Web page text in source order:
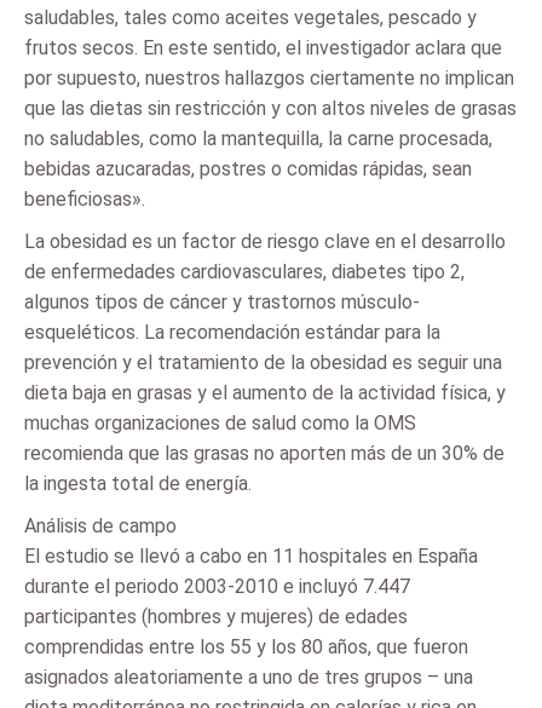
saludables, tales como aceites vegetales, pescado y
frutos secos. En este sentido, el investigador aclara que
por supuesto, nuestros hallazgos ciertamente no implican
que las dietas sin restricción y con altos niveles de grasas
no saludables, como la mantequilla, la carne procesada,
bebidas azucaradas, postres o comidas rápidas, sean
beneficiosas».
La obesidad es un factor de riesgo clave en el desarrollo
de enfermedades cardiovasculares, diabetes tipo 2,
algunos tipos de cáncer y trastornos músculo-
esqueléticos. La recomendación estándar para la
prevención y el tratamiento de la obesidad es seguir una
dieta baja en grasas y el aumento de la actividad física, y
muchas organizaciones de salud como la OMS
recomienda que las grasas no aporten más de un 30% de
la ingesta total de energía.
Análisis de campo
El estudio se llevó a cabo en 11 hospitales en España
durante el periodo 2003-2010 e incluyó 7.447
participantes (hombres y mujeres) de edades
comprendidas entre los 55 y los 80 años, que fueron
asignados aleatoriamente a uno de tres grupos – una